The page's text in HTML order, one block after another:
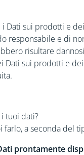
Dati sui prodotti e
responsabile e di
risultare
Dati sui prodotti e
tuoi dati?
farlo, a seconda del
prontamente